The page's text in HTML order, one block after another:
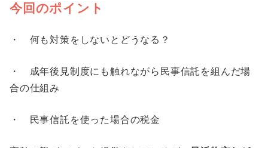
今回のポイント
・ 何も対策をしないとどうなる？
・ 成年後見制度にも触れながら民事信託を組んだ場
合の仕組み
・ 民事信託を使った場合の税金